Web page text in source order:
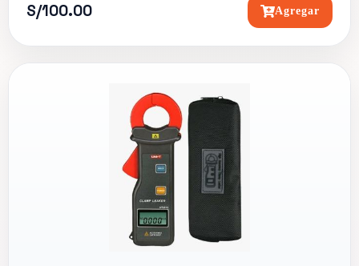
S/100.00 Agregar